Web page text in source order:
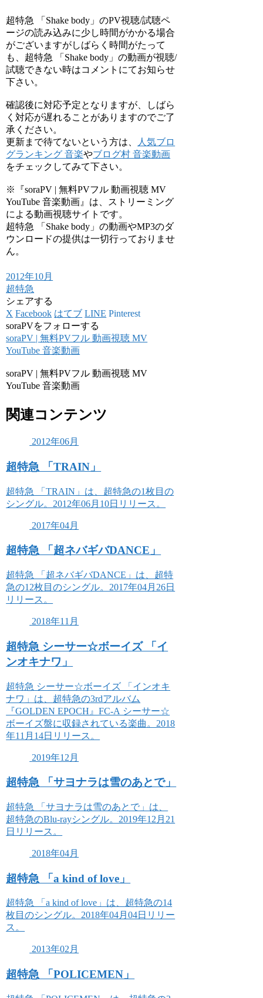
超特急 「Shake body」のPV視聴/試聴ペ
ージの読み込みに少し時間がかかる場合
がございますがしばらく時間がたって
も、超特急 「Shake body」の動画が視聴/
試聴できない時はコメントにてお知らせ
下さい。
確認後に対応予定となりますが、しばら
く対応が遅れることがありますのでご了
承ください。
更新まで待てないという方は、
人気ブロ
グランキング 音楽やブログ村 音楽動画
をチェックしてみて下さい。
※『soraPV | 無料PVフル 動画視聴 MV
YouTube 音楽動画』は、ストリーミング
による動画視聴サイトです。
超特急 「Shake body」の動画やMP3のダ
ウンロードの提供は一切行っておりませ
ん。
2012年10月
超特急
シェアする
X Facebook はてブ LINE Pinterest
soraPVをフォローする
soraPV | 無料PVフル 動画視聴 MV
YouTube 音楽動画
soraPV | 無料PVフル 動画視聴 MV
YouTube 音楽動画
関連コンテンツ
2012年06月
超特急 「TRAIN」
超特急 「TRAIN」は、超特急の1枚目の
シングル。2012年06月10日リリース。
2017年04月
超特急 「超ネバギバDANCE」
超特急 「超ネバギバDANCE」は、超特
急の12枚目のシングル。2017年04月26日
リリース。
2018年11月
超特急 シーサー☆ボーイズ 「イ
ンオキナワ」
超特急 シーサー☆ボーイズ 「インオキ
ナワ」は、超特急の3rdアルバム
『GOLDEN EPOCH』FC-A シーサー☆
ボーイズ盤に収録されている楽曲。2018
年11月14日リリース。
2019年12月
超特急 「サヨナラは雪のあとで」
超特急 「サヨナラは雪のあとで」は、
超特急のBlu-rayシングル。2019年12月21
日リリース。
2018年04月
超特急 「a kind of love」
超特急 「a kind of love」は、超特急の14
枚目のシングル。2018年04月04日リリー
ス。
2013年02月
超特急 「POLICEMEN」